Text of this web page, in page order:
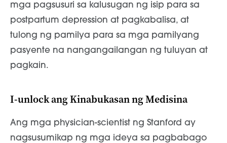
mga pagsusuri sa kalusugan ng isip para sa
postpartum depression at pagkabalisa, at
tulong ng pamilya para sa mga pamilyang
pasyente na nangangailangan ng tuluyan at
pagkain.
I-unlock ang Kinabukasan ng Medisina
Ang mga physician-scientist ng Stanford ay
nagsusumikap ng mga ideya sa pagbabago